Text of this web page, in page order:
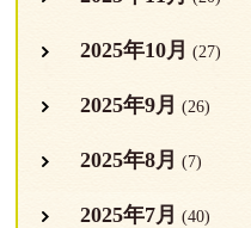
2025年10月 (27)
2025年9月 (26)
2025年8月 (7)
2025年7月 (40)